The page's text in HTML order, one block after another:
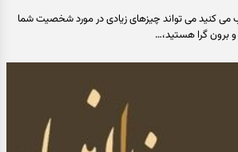
می کنید می تواند چیزهای زیادی در مورد شخصیت شما
برون گرا هستید،…